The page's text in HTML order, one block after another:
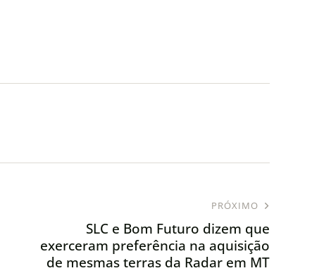
PRÓXIMO
SLC e Bom Futuro dizem que
exerceram preferência na aquisição
de mesmas terras da Radar em MT